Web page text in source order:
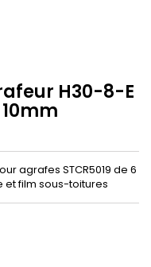
H30-8-E
agrafes STCR5019 de 6
et film sous-toitures